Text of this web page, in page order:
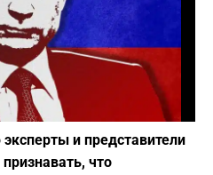
Фото: Depositphotos
и представители
что